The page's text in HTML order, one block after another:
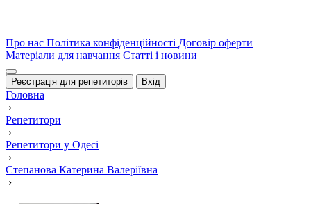
Про нас Політика конфіденційності Договір оферти
Матеріали для навчання Статті і новини
Реєстрація для репетиторів Вхід
Головна
›
Репетитори
›
Репетитори у Одесі
›
Степанова Катерина Валеріївна
›